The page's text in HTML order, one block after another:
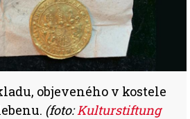
objeveného v kostele
(foto:Kulturstiftung